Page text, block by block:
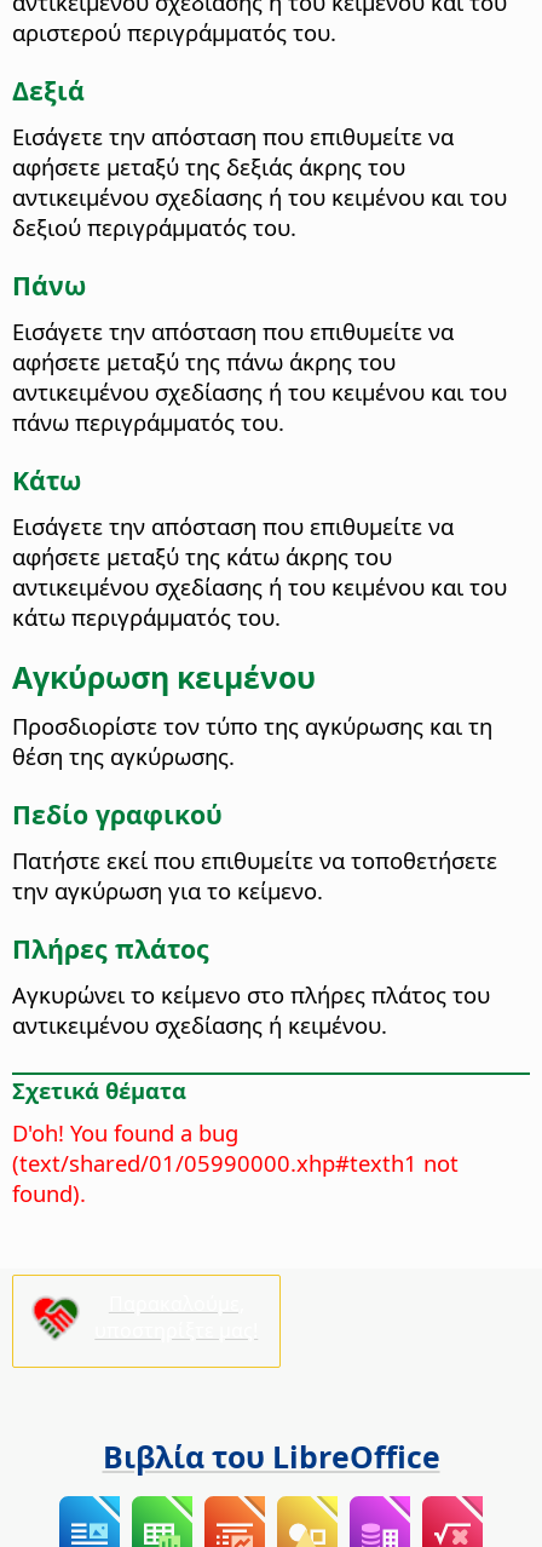
αριστερού περιγράμματός του.
Δεξιά
Εισάγετε την απόσταση που επιθυμείτε να
αφήσετε μεταξύ της δεξιάς άκρης του
αντικειμένου σχεδίασης ή του κειμένου και του
δεξιού περιγράμματός του.
Πάνω
Εισάγετε την απόσταση που επιθυμείτε να
αφήσετε μεταξύ της πάνω άκρης του
αντικειμένου σχεδίασης ή του κειμένου και του
πάνω περιγράμματός του.
Κάτω
Εισάγετε την απόσταση που επιθυμείτε να
αφήσετε μεταξύ της κάτω άκρης του
αντικειμένου σχεδίασης ή του κειμένου και του
κάτω περιγράμματός του.
Αγκύρωση κειμένου
Προσδιορίστε τον τύπο της αγκύρωσης και τη
θέση της αγκύρωσης.
Πεδίο γραφικού
Πατήστε εκεί που επιθυμείτε να τοποθετήσετε
την αγκύρωση για το κείμενο.
Πλήρες πλάτος
Αγκυρώνει το κείμενο στο πλήρες πλάτος του
αντικειμένου σχεδίασης ή κειμένου.
Σχετικά θέματα
D'oh! You found a bug
(text/shared/01/05990000.xhp#texth1 not
found).
Βιβλία του LibreOffice